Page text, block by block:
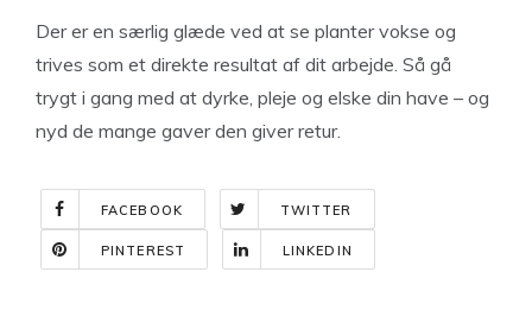
Der er en særlig glæde ved at se planter vokse og
trives som et direkte resultat af dit arbejde. Så gå
trygt i gang med at dyrke, pleje og elske din have – og
nyd de mange gaver den giver retur.
FACEBOOK TWITTER
PINTEREST LINKEDIN